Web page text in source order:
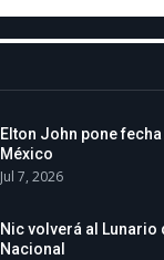
Elton John pone
México
Jul 7, 2026
Nic volverá al
Nacional